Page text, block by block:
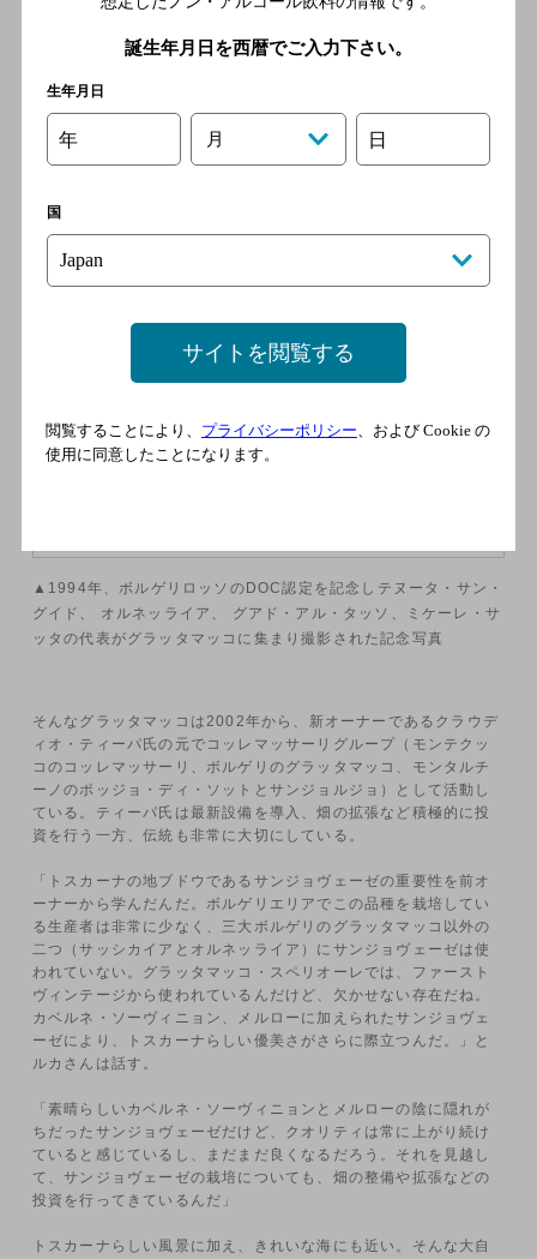
1990年）ともノウハウを共有し友好関係を築いていき、ボルゲリ
全体の成長に大きく貢献した。1994年になると、それまで白ワイ
ンとロゼワインしかなかったボルゲリDOCに赤ワインが追加され
たことは、カヴァッラーリ氏の尽力によるところが大きいと言え
受ける。
▲1994年、ボルゲリロッソのDOC認定を記念しテヌータ・サン・
グイド、 オルネッライア、 グアド・アル・タッソ、ミケーレ・サ
ッタの代表がグラッタマッコに集まり撮影された記念写真
そんなグラッタマッコは2002年から、新オーナーであるクラウデ
ィオ・ティーパ氏の元でコッレマッサーリグループ（モンテクッ
コのコッレマッサーリ、ボルゲリのグラッタマッコ、モンタルチ
ーノのポッジョ・ディ・ソットとサンジョルジョ）として活動し
ている。ティーパ氏は最新設備を導入、畑の拡張など積極的に投
資を行う一方、伝統も非常に大切にしている。
「トスカーナの地ブドウであるサンジョヴェーゼの重要性を前オ
ーナーから学んだんだ。ボルゲリエリアでこの品種を栽培してい
る生産者は非常に少なく、三大ボルゲリのグラッタマッコ以外の
二つ（サッシカイアとオルネッライア）にサンジョヴェーゼは使
われていない。グラッタマッコ・スペリオーレでは、ファースト
ヴィンテージから使われているんだけど、欠かせない存在だね。
カベルネ・ソーヴィニョン、メルローに加えられたサンジョヴェ
ーゼにより、トスカーナらしい優美さがさらに際立つんだ。」と
ルカさんは話す。
「素晴らしいカベルネ・ソーヴィニョンとメルローの陰に隠れが
ちだったサンジョヴェーゼだけど、クオリティは常に上がり続け
ていると感じているし、まだまだ良くなるだろう。それを見越し
て、サンジョヴェーゼの栽培についても、畑の整備や拡張などの
投資を行ってきているんだ」
トスカーナらしい風景に加え、きれいな海にも近い。そんな大自
誕生年月日を西暦でご入力下さい。
生年月日
年 月 日
国
サイトを閲覧する
閲覧することにより、 プライバシーポリシー 、および Cookie の
使用に同意したことになります。